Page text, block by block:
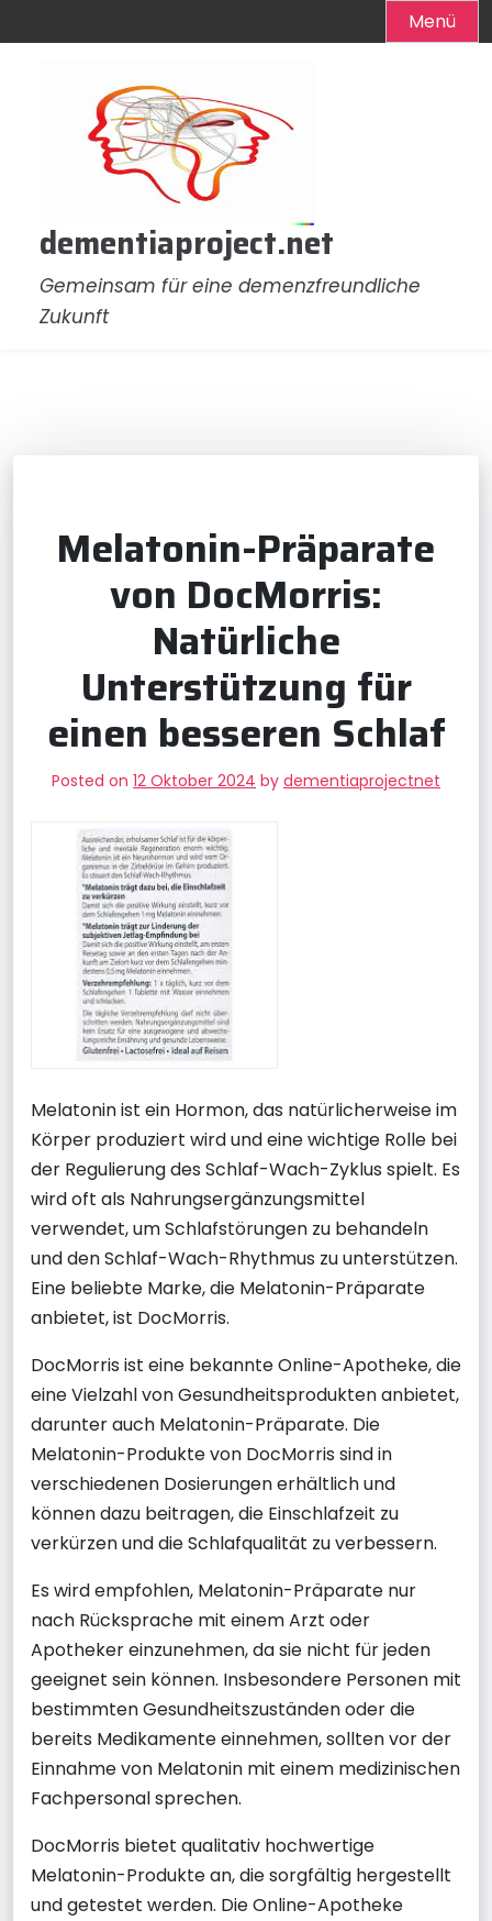
Menü
dementiaproject.net
Gemeinsam für eine demenzfreundliche
Zukunft
Melatonin-Präparate
von DocMorris:
Natürliche
Unterstützung für
einen besseren Schlaf
Posted on 12 Oktober 2024 by dementiaprojectnet
Melatonin ist ein Hormon, das natürlicherweise im
Körper produziert wird und eine wichtige Rolle bei
der Regulierung des Schlaf-Wach-Zyklus spielt. Es
wird oft als Nahrungsergänzungsmittel
verwendet, um Schlafstörungen zu behandeln
und den Schlaf-Wach-Rhythmus zu unterstützen.
Eine beliebte Marke, die Melatonin-Präparate
anbietet, ist DocMorris.
DocMorris ist eine bekannte Online-Apotheke, die
eine Vielzahl von Gesundheitsprodukten anbietet,
darunter auch Melatonin-Präparate. Die
Melatonin-Produkte von DocMorris sind in
verschiedenen Dosierungen erhältlich und
können dazu beitragen, die Einschlafzeit zu
verkürzen und die Schlafqualität zu verbessern.
Es wird empfohlen, Melatonin-Präparate nur
nach Rücksprache mit einem Arzt oder
Apotheker einzunehmen, da sie nicht für jeden
geeignet sein können. Insbesondere Personen mit
bestimmten Gesundheitszuständen oder die
bereits Medikamente einnehmen, sollten vor der
Einnahme von Melatonin mit einem medizinischen
Fachpersonal sprechen.
DocMorris bietet qualitativ hochwertige
Melatonin-Produkte an, die sorgfältig hergestellt
und getestet werden. Die Online-Apotheke